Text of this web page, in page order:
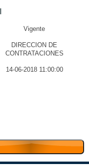
Vigente
DIRECCION DE
CONTRATACIONES
14-06-2018 11:00:00